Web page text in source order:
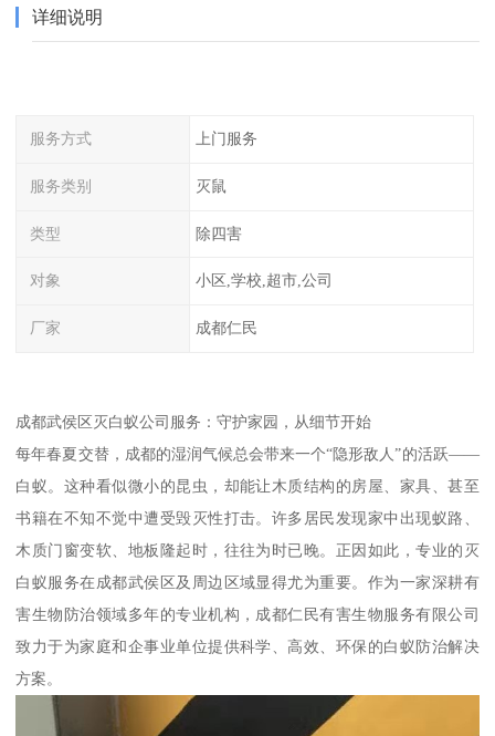
详细说明
服务方式 上门服务
服务类别 灭鼠
类型 除四害
对象 小区,学校,超市,公司
厂家 成都仁民
成都武侯区灭白蚁公司服务：守护家园，从细节开始
每年春夏交替，成都的湿润气候总会带来一个“隐形敌人”的活跃——
白蚁。这种看似微小的昆虫，却能让木质结构的房屋、家具、甚至
书籍在不知不觉中遭受毁灭性打击。许多居民发现家中出现蚁路、
木质门窗变软、地板隆起时，往往为时已晚。正因如此，专业的灭
白蚁服务在成都武侯区及周边区域显得尤为重要。作为一家深耕有
害生物防治领域多年的专业机构，成都仁民有害生物服务有限公司
致力于为家庭和企事业单位提供科学、高效、环保的白蚁防治解决
方案。